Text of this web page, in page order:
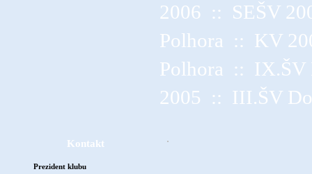
2006 :: SEŠV
Polhora :: KV
Polhora :: IX.ŠV
2005 :: III.ŠV
Kontakt
Prezident klubu